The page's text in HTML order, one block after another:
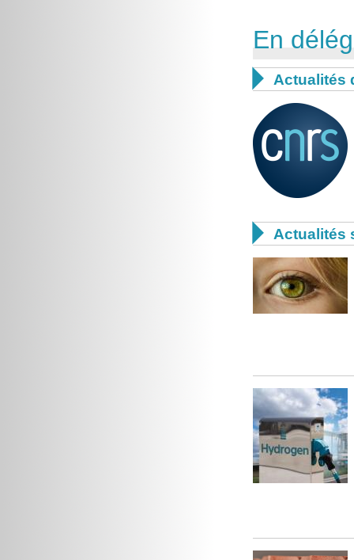
En
 Actualités
 Actualités